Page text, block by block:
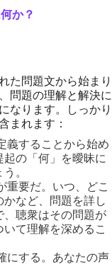
か？
た問題文から始まり
問題の理解と解決に
なります。しっかり
まれます：
義することから始め
の「何」を曖昧に
。
重要だ。いつ、どこ
など、問題を詳し
、聴衆はその問題が
て理解を深めるこ
にする。あなたの声